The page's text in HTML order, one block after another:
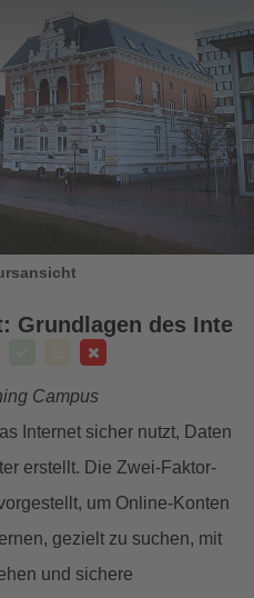
Grundlagen des Inte
Campus
Internet sicher nutzt, Daten
erstellt. Die Zwei-Faktor-
um Online-Konten
gezielt zu suchen, mit
und sichere